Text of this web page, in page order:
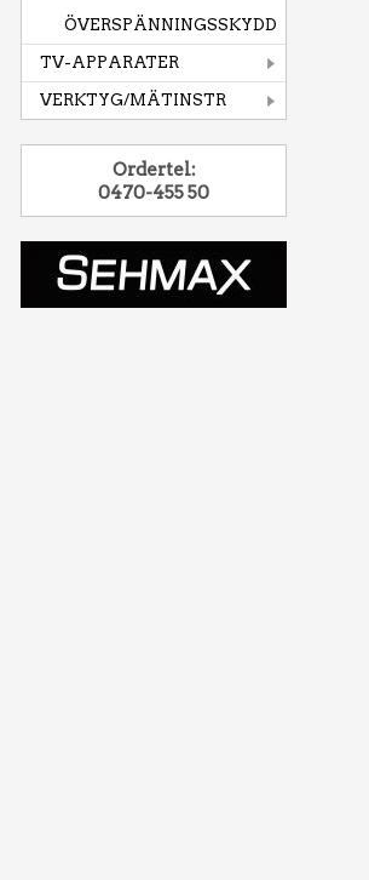
ÖVERSPÄNNINGSSKYDD
TV-APPARATER
VERKTYG/MÄTINSTR
Ordertel:
0470-455 50